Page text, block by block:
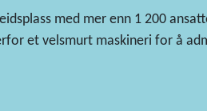
med mer enn 1 200
et velsmurt maskineri for å